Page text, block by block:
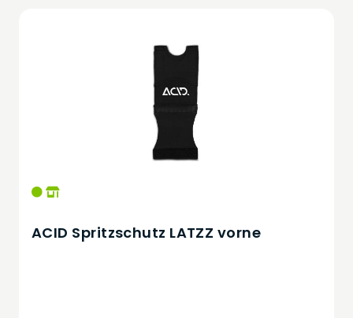
ACID Spritzschutz LATZZ vorne